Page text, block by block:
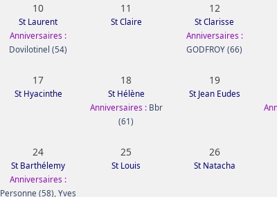
10
St Laurent
Anniversaires :
Dovilotinel (54)
11
St Claire
12
St Clarisse
Anniversaires :
GODFROY (66)
17
St Hyacinthe
18
St Hélène
Anniversaires : Bbr
(61)
19
St Jean Eudes
24
St Barthélemy
Anniversaires :
Personne (58) ,Yves
25
St Louis
26
St Natacha